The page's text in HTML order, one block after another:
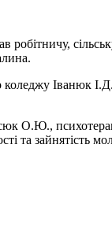
Іванюк
О.Ю.,
та зайнятість